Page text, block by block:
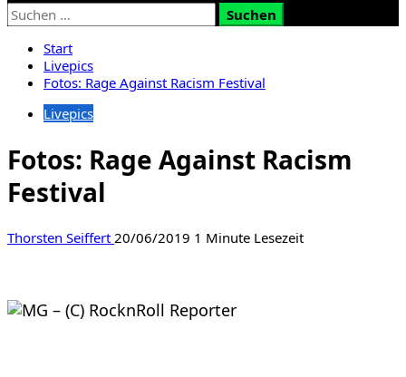
Suchen
nach:
Start
Livepics
Fotos: Rage Against Racism Festival
Livepics
Fotos: Rage Against Racism
Festival
Thorsten Seiffert 20/06/2019 1 Minute Lesezeit